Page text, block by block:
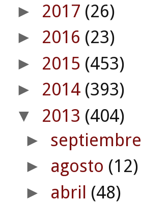
► 2017 (26)
► 2016 (23)
► 2015 (453)
► 2014 (393)
▼ 2013 (404)
► septiembre
► agosto (12)
► abril (48)